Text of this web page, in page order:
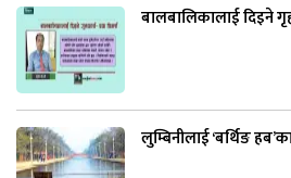
बालबालिकालाई दिइने
लुम्बिनीलाई ‘बर्थिङ